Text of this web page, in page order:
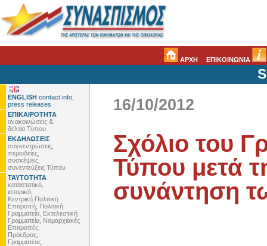
ΑΡΧΗ ΕΠΙΚΟΙΝΩΝΙΑ
ENGLISH contact info,
press releases
ΕΠΙΚΑΙΡΟΤΗΤΑ
ανακοινώσεις &
δελτία Τύπου
ΕΚΔΗΛΩΣΕΙΣ
συγκεντρώσεις,
περιοδείες,
συσκέψεις,
συνεντεύξεις Τύπου
ΤΑΥΤΟΤΗΤΑ
καταστατικό,
ιστορικό,
Κεντρική Πολιτική
Επιτροπή, Πολιτική
Γραμματεία, Εκτελεστική
Γραμματεία, Νομαρχιακές
Επιτροπές,
Πρόεδρος,
Γραμματέας
16/10/2012
Σχόλιο του
Τύπου μετά
συνάντηση